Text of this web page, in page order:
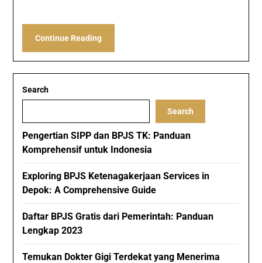
Continue Reading
Search
Search
Pengertian SIPP dan BPJS TK: Panduan
Komprehensif untuk Indonesia
Exploring BPJS Ketenagakerjaan Services in
Depok: A Comprehensive Guide
Daftar BPJS Gratis dari Pemerintah: Panduan
Lengkap 2023
Temukan Dokter Gigi Terdekat yang Menerima